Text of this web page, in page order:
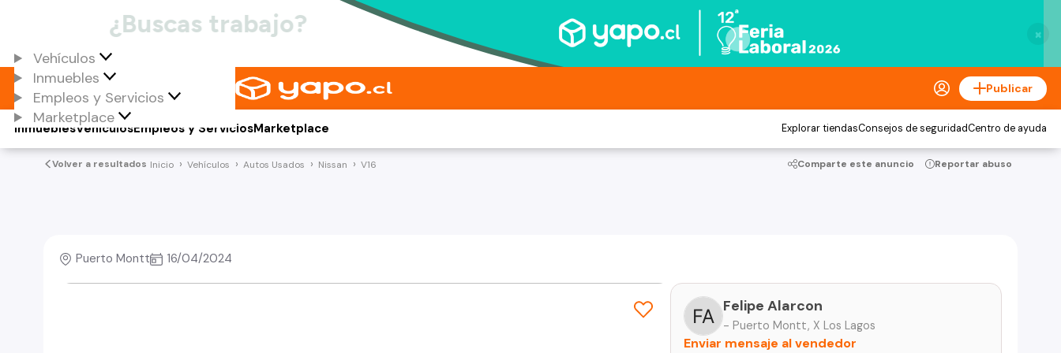
×
Vehículos
Inmuebles
Empleos y Servicios
Marketplace
Publicar
Vehículos
Inmuebles Empleos y ServiciosMarketplace Explorar tiendasConsejos de seguridadCentro de ayuda
Volver a resultados Inicio Vehículos Autos Usados Nissan V16 Comparte este anuncio Reportar abuso
Puerto Montt 16/04/2024
Felipe Alarcon
- Puerto Montt, X Los Lagos
Enviar mensaje al vendedor